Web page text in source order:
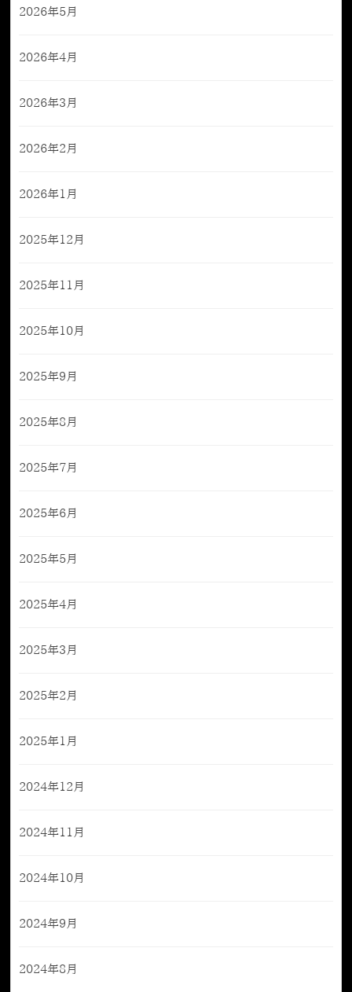
2026年5月
2026年4月
2026年3月
2026年2月
2026年1月
2025年12月
2025年11月
2025年10月
2025年9月
2025年8月
2025年7月
2025年6月
2025年5月
2025年4月
2025年3月
2025年2月
2025年1月
2024年12月
2024年11月
2024年10月
2024年9月
2024年8月